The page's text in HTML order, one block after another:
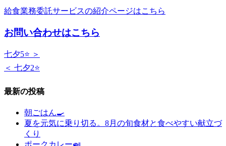
給食業務委託サービスの紹介ページはこちら
お問い合わせはこちら
七夕5⭐ ＞
＜ 七夕2⭐
最新の投稿
朝ごはん🍳
夏を元気に乗り切る。8月の旬食材と食べやすい献立づ
くり
ポークカレー🍛